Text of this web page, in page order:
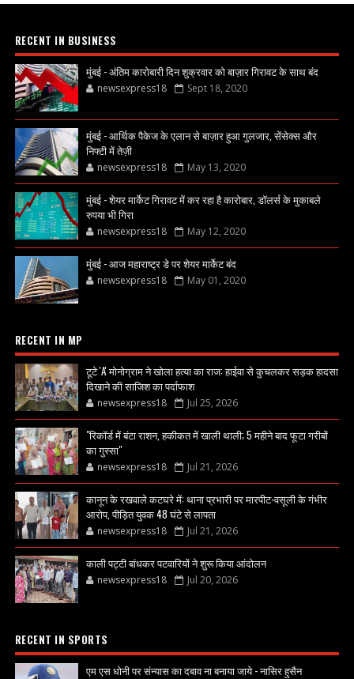
RECENT IN BUSINESS
मुंबई - अंतिम कारोबारी दिन शुक्रवार को बाज़ार गिरावट के साथ बंद
newsexpress18 Sept 18, 2020
मुंबई - आर्थिक पैकेज के एलान से बाज़ार हुआ गुलजार, सेंसेक्स और
निफ्टी में तेज़ी
newsexpress18 May 13, 2020
मुंबई - शेयर मार्केट गिरावट में कर रहा है कारोबार, डॉलर्स के मुकाबले
रुपया भी गिरा
newsexpress18 May 12, 2020
मुंबई - आज महाराष्ट्र डे पर शेयर मार्केट बंद
newsexpress18 May 01, 2020
RECENT IN MP
टूटे 'A' मोनोग्राम ने खोला हत्या का राज: हाईवा से कुचलकर सड़क हादसा
दिखाने की साजिश का पर्दाफाश
newsexpress18 Jul 25, 2026
"रिकॉर्ड में बंटा राशन, हकीकत में खाली थाली; 5 महीने बाद फूटा गरीबों
का गुस्सा"
newsexpress18 Jul 21, 2026
कानून के रखवाले कटघरे में: थाना प्रभारी पर मारपीट-वसूली के गंभीर
आरोप, पीड़ित युवक 48 घंटे से लापता
newsexpress18 Jul 21, 2026
काली पट्टी बांधकर पटवारियों ने शुरू किया आंदोलन
newsexpress18 Jul 20, 2026
RECENT IN SPORTS
एम एस धोनी पर संन्यास का दबाव ना बनाया जाये - नासिर हुसैन